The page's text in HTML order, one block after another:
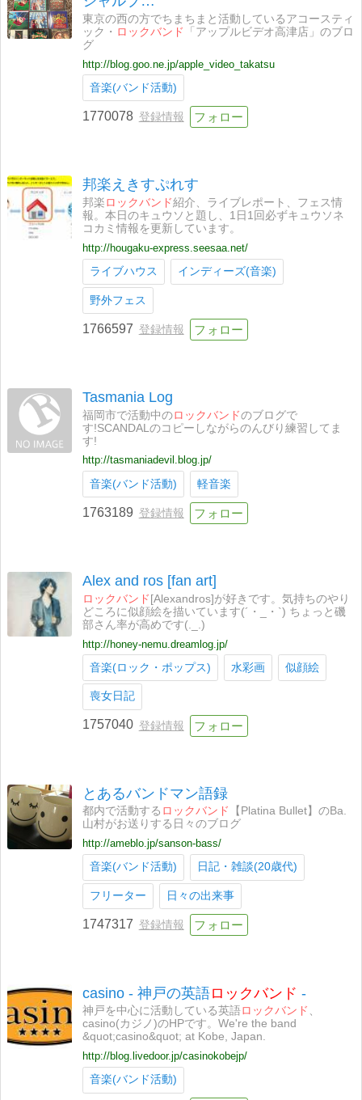
東京の西の方でちまちまと活動しているアコースティ
ック・ ロックバンド
「アップルビデオ高津店」のブロ
グ
http://blog.goo.ne.jp/apple_video_takatsu
音楽(バンド活動)
1770078 登録情報
邦楽えきすぷれす
邦楽 ロックバンド紹介、ライブレポート、フェス情
報。本日のキュウソと題し、1日1回必ずキュウソネ
コカミ情報を更新しています。
http://hougaku-express.seesaa.net/
ライブハウス
インディーズ(音楽)
野外フェス
1766597 登録情報
Tasmania Log
福岡市で活動中のロックバンドのブログで
す!SCANDALのコピーしながらのんびり練習してま
す!
http://tasmaniadevil.blog.jp/
音楽(バンド活動)
軽音楽
1763189 登録情報
Alex and ros [fan art]
ロックバンド [Alexandros]が好きです。気持ちのやり
どころに似顔絵を描いています(´・_・`) ちょっと磯
部さん率が高めです(._.)
http://honey-nemu.dreamlog.jp/
音楽(ロック・ポップス)
水彩画 似顔絵
喪女日記
1757040 登録情報
とあるバンドマン語録
都内で活動する ロックバンド
【Platina Bullet】のBa.
山村がお送りする日々のブログ
http://ameblo.jp/sanson-bass/
音楽(バンド活動)
日記・雑談(20歳代)
フリーター 日々の出来事
1747317 登録情報
casino - 神戸の英語ロックバンド -
神戸を中心に活動している英語ロックバンド 、
casino(カジノ)のHPです。We're the band
&quot;casino&quot; at Kobe, Japan.
http://blog.livedoor.jp/casinokobejp/
音楽(バンド活動)